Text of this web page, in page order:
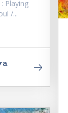
Playing
/...